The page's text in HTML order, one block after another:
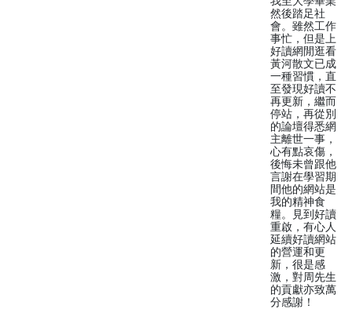
然後踏足社
會。雖然工作
事忙，但是上
好讀網閒逛看
黃河散文已成
一種習慣，直
至發現好讀不
再更新，繼而
停站，再從別
的論壇得悉網
主離世一事，
心有點哀傷，
後悔未曾跟他
言謝在學習期
間他的網站是
我的精神食
糧。見到好讀
重啟，有心人
延續好讀網站
的營運和更
新，很是感
激，對周先生
的貢獻亦致萬
分感謝！